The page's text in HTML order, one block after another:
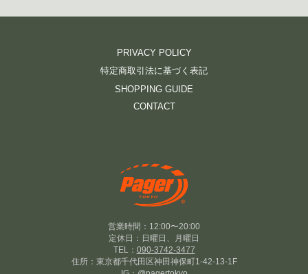
PRIVACY POLICY
特定商取引法に基づく表記
SHOPPING GUIDE
CONTACT
営業時間：12:00〜20:00
定休日：日曜日、月曜日
TEL： 090-3742-3477
住所：東京都千代田区神田神保町1-42-13-1F